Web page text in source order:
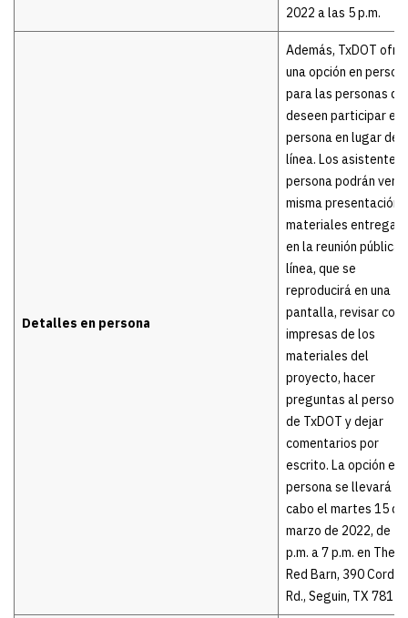
2022 a las 5 p.m.
Detalles en persona
Además, TxDOT
una opción en
para las personas
deseen participar en
persona en lugar de
línea. Los asistentes
persona podrán ver
misma presentación y
materiales
en la reunión pública
línea, que se
reproducirá en una
pantalla, revisar
impresas de los
materiales del
proyecto, hacer
preguntas al
de TxDOT y dejar
comentarios por
escrito. La opción en
persona se llevará a
cabo el martes 15 de
marzo de 2022, de 5
p.m. a 7 p.m. en The
Red Barn, 390
Rd., Seguin, TX